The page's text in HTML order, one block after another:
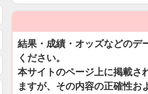
結果・成績・オッズなどのデ
ください。
本サイトのページ上に掲載さ
ますが、その内容の正確性お